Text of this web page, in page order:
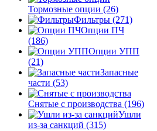
Тормозные опции (26)
Фильтры (271)
Опции ПЧ
(186)
Опции УПП
(21)
Запасные
части (53)
Снятые с производства (196)
Ушли
из-за санкций (315)